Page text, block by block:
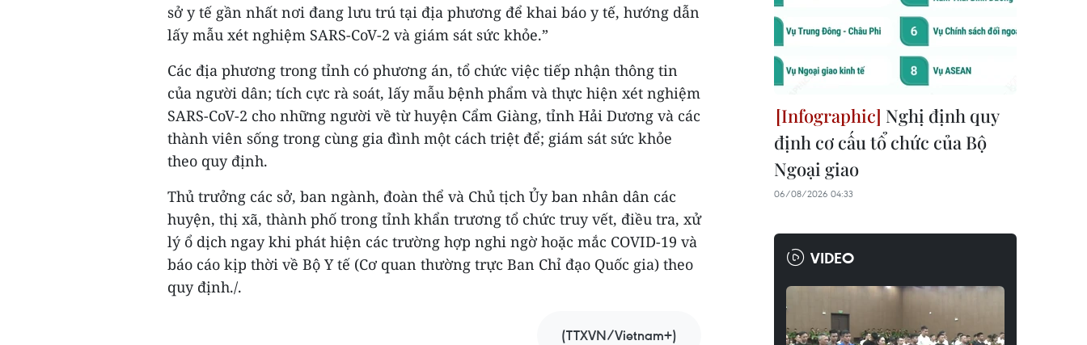
sở y tế gần nhất nơi đang lưu trú tại địa phương để khai báo y tế, hướng dẫn
lấy mẫu xét nghiệm SARS-CoV-2 và giám sát sức khỏe.”
Các địa phương trong tỉnh có phương án, tổ chức việc tiếp nhận thông tin
của người dân; tích cực rà soát, lấy mẫu bệnh phẩm và thực hiện xét nghiệm
SARS-CoV-2 cho những người về từ huyện Cẩm Giàng, tỉnh Hải Dương và các
thành viên sống trong cùng gia đình một cách triệt để; giám sát sức khỏe
theo quy định.
Thủ trưởng các sở, ban ngành, đoàn thể và Chủ tịch Ủy ban nhân dân các
huyện, thị xã, thành phố trong tỉnh khẩn trương tổ chức truy vết, điều tra, xử
lý ổ dịch ngay khi phát hiện các trường hợp nghi ngờ hoặc mắc COVID-19 và
báo cáo kịp thời về Bộ Y tế (Cơ quan thường trực Ban Chỉ đạo Quốc gia) theo
quy định./.
(TTXVN/Vietnam+)
Nghị định quy
định cơ cấu tổ chức của Bộ
Ngoại giao
06/08/2026 04:33
VIDEO